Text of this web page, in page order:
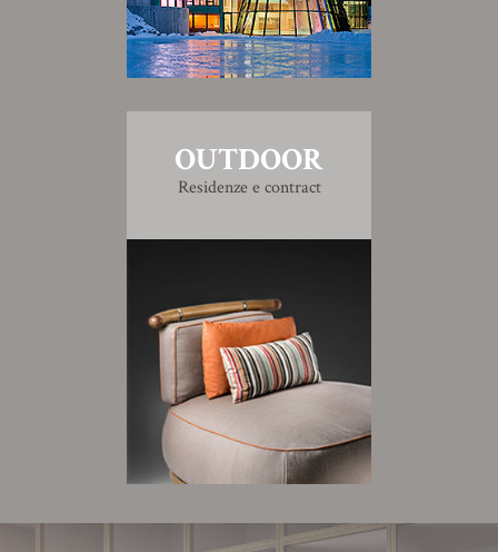
OUTDOOR
Residenze e contract